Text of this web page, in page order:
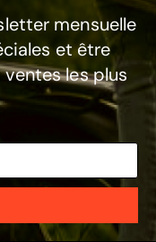
mensuelle
et être
les plus